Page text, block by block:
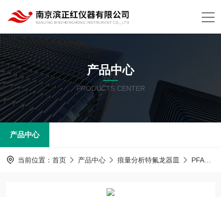
产品中心
PRODUCTS CENTER
产品中心
当前位置： 首页 产品中心 痕量分析特氟龙器皿 PFA器皿